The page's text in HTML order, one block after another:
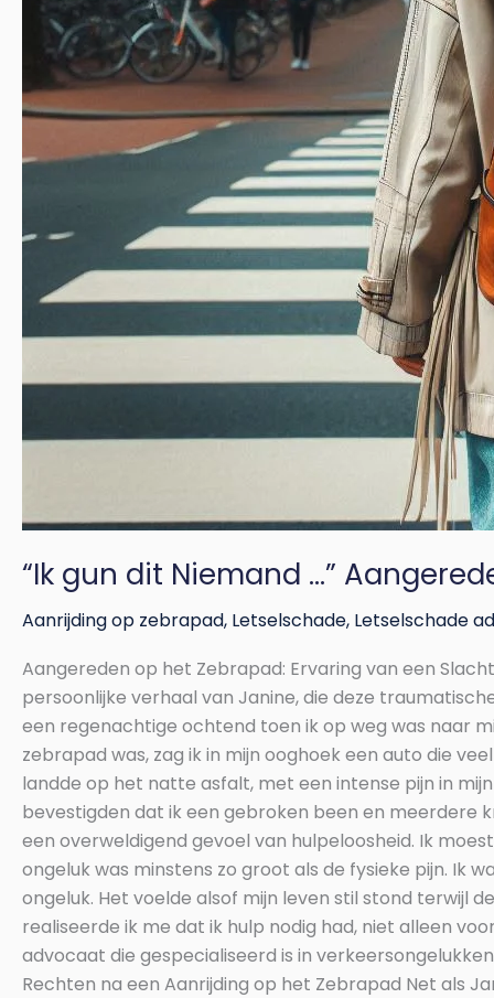
“Ik gun dit Niemand …”
Aanrijding op zebrapad, Letselschade, Letselschade
Aangereden op het Zebrapad: Ervaring van een
persoonlijke verhaal van Janine, die deze
een regenachtige ochtend toen ik op weg was naar
zebrapad was, zag ik in mijn ooghoek een auto die
landde op het natte asfalt, met een intense pijn in
bevestigden dat ik een gebroken been en meerdere
een overweldigend gevoel van hulpeloosheid. Ik
ongeluk was minstens zo groot als de fysieke pijn. Ik
ongeluk. Het voelde alsof mijn leven stil stond terwijl
realiseerde ik me dat ik hulp nodig had, niet alleen
advocaat die gespecialiseerd is in
Rechten na een Aanrijding op het Zebrapad Net als